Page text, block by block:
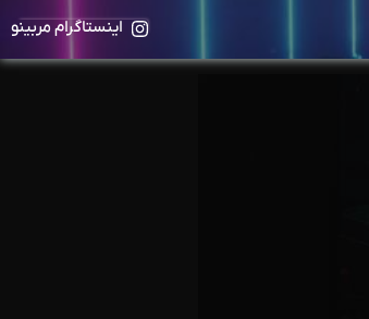
اینستاگرام مربینو